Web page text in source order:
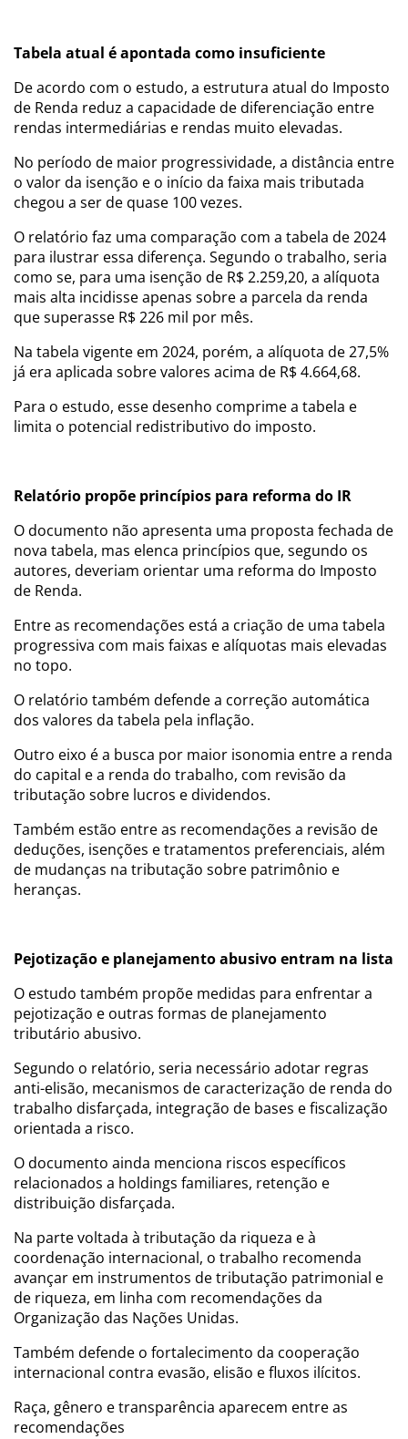
Tabela atual é apontada como insuficiente
De acordo com o estudo, a estrutura atual do Imposto
de Renda reduz a capacidade de diferenciação entre
rendas intermediárias e rendas muito elevadas.
No período de maior progressividade, a distância entre
o valor da isenção e o início da faixa mais tributada
chegou a ser de quase 100 vezes.
O relatório faz uma comparação com a tabela de 2024
para ilustrar essa diferença. Segundo o trabalho, seria
como se, para uma isenção de R$ 2.259,20, a alíquota
mais alta incidisse apenas sobre a parcela da renda
que superasse R$ 226 mil por mês.
Na tabela vigente em 2024, porém, a alíquota de 27,5%
já era aplicada sobre valores acima de R$ 4.664,68.
Para o estudo, esse desenho comprime a tabela e
limita o potencial redistributivo do imposto.
Relatório propõe princípios para reforma do IR
O documento não apresenta uma proposta fechada de
nova tabela, mas elenca princípios que, segundo os
autores, deveriam orientar uma reforma do Imposto
de Renda.
Entre as recomendações está a criação de uma tabela
progressiva com mais faixas e alíquotas mais elevadas
no topo.
O relatório também defende a correção automática
dos valores da tabela pela inflação.
Outro eixo é a busca por maior isonomia entre a renda
do capital e a renda do trabalho, com revisão da
tributação sobre lucros e dividendos.
Também estão entre as recomendações a revisão de
deduções, isenções e tratamentos preferenciais, além
de mudanças na tributação sobre patrimônio e
heranças.
Pejotização e planejamento abusivo entram na lista
O estudo também propõe medidas para enfrentar a
pejotização e outras formas de planejamento
tributário abusivo.
Segundo o relatório, seria necessário adotar regras
anti-elisão, mecanismos de caracterização de renda do
trabalho disfarçada, integração de bases e fiscalização
orientada a risco.
O documento ainda menciona riscos específicos
relacionados a holdings familiares, retenção e
distribuição disfarçada.
Na parte voltada à tributação da riqueza e à
coordenação internacional, o trabalho recomenda
avançar em instrumentos de tributação patrimonial e
de riqueza, em linha com recomendações da
Organização das Nações Unidas.
Também defende o fortalecimento da cooperação
internacional contra evasão, elisão e fluxos ilícitos.
Raça, gênero e transparência aparecem entre as
recomendações